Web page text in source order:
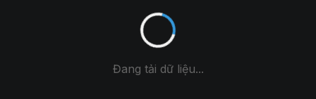
Đang tải dữ liệu...